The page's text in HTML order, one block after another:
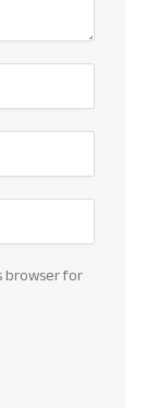
browser for